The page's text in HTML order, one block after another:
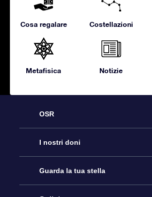
Cosa regalare Costellazioni
Metafisica Notizie
OSR
Assistenza
Contattaci
I nostri doni
Online Star Gift
Guarda la tua stella